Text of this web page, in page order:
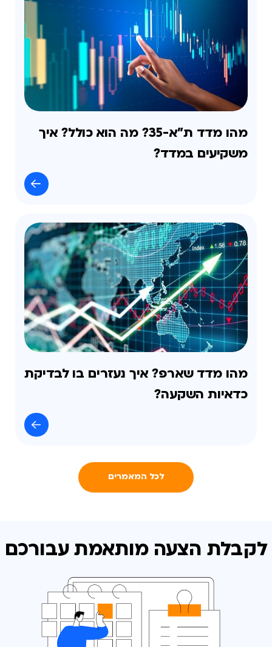
מהו מדד ת"א-35? מה הוא כולל? איך
משקיעים במדד?
מהו מדד שארפ? איך נעזרים בו לבדיקת
כדאיות השקעה?
לכל המאמרים
לקבלת הצעה מותאמת עבורכם